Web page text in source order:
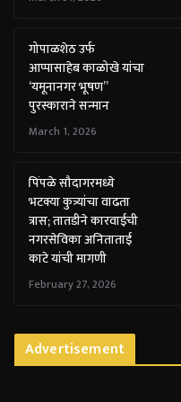
गोपाळशेठ उर्फ
आप्पासाहेब काळोखे यांचा
‘यमूनानगर भूषण”
पुरस्काराने सन्मान
March 1, 2026
पिंपळे सौदागरमध्ये
भटक्या कुत्र्यांचा वाढता
त्रास; तातडीने कारवाईची
नगरसेविका अनिताताई
काटे यांची मागणी
February 27, 2026
Advertisement